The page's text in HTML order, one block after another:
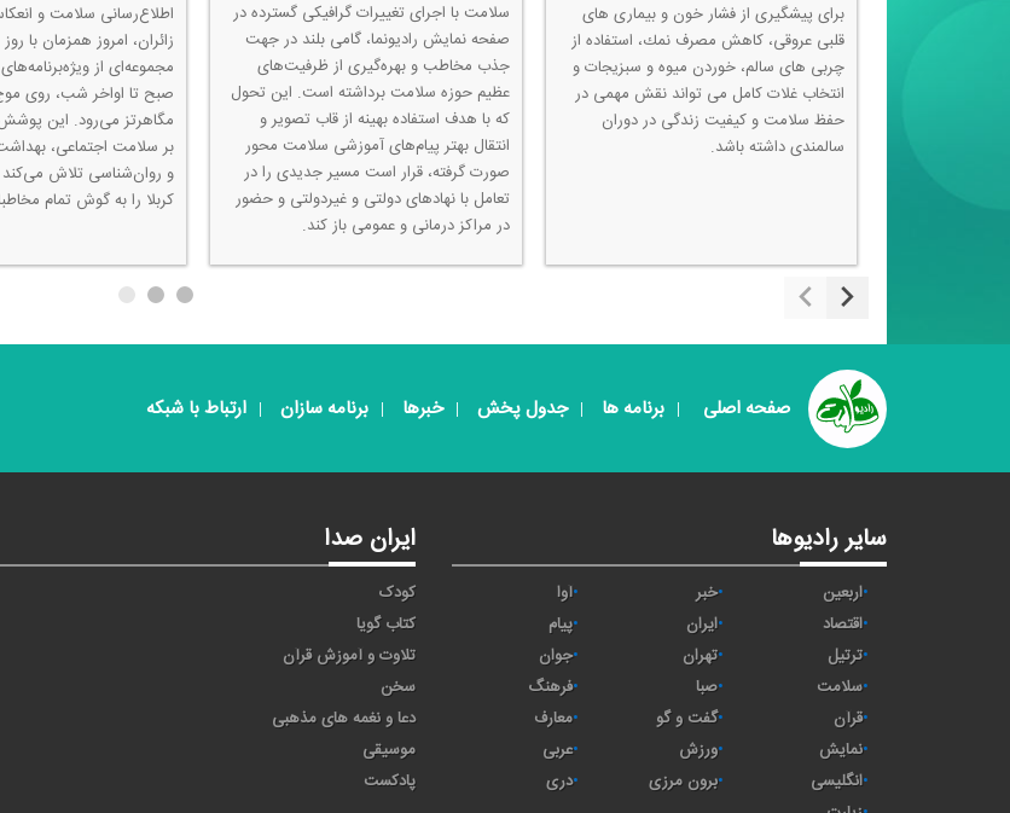
برای پیشگیری از فشار خون و بیماری های
قلبی عروقی، كاهش مصرف نمك، استفاده از
چربی های سالم، خوردن میوه و سبزیجات و
انتخاب غلات كامل می تواند نقش مهمی در
حفظ سلامت و كیفیت زندگی در دوران
سالمندی داشته باشد.
سلامت با اجرای تغییرات گرافیكی گسترده در
صفحه نمایش رادیونما، گامی بلند در جهت
جذب مخاطب و بهره‌گیری از ظرفیت‌های
عظیم حوزه سلامت برداشته است. این تحول
كه با هدف استفاده بهینه از قاب تصویر و
انتقال بهتر پیام‌های آموزشی سلامت محور
صورت گرفته، قرار است مسیر جدیدی را در
تعامل با نهادهای دولتی و غیردولتی و حضور
در مراكز درمانی و عمومی باز كند.
اطلاع‌رسانی سلامت و
زائران، امروز همزمان با
مگاهرتز می‌رود. این پوشش
بر سلامت اجتماعی،
و روان‌شناسی تلاش می‌كند
كربلا را به گوش تمام
صفحه اصلی برنامه ها جدول پخش خبرها برنامه سازان ارتباط با شبکه
سایر رادیوها
اربعین خبر
آوا
اقتصاد
ايران
پیام
ترتیل
تهران
جوان
سلامت
صبا
فرهنگ
قرآن
گفت و گو
معارف
نمایش
ورزش
عربی
انگلیسی
برون مرزی
دری
ایران صدا
کودک
کتاب گویا
تلاوت و آموزش قرآن
سخن
دعا و نغمه های مذهبی
موسیقی
پادکست